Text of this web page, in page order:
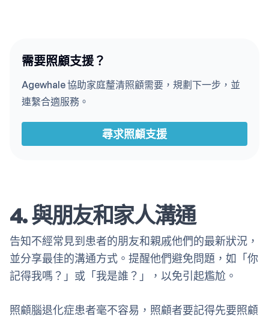
需要照顧支援？
Agewhale 協助家庭釐清照顧需要，規劃下一步，並
連繫合適服務。
尋求照顧支援
4. 與朋友和家人溝通
告知不經常見到患者的朋友和親戚他們的最新狀況，
並分享最佳的溝通方式。提醒他們避免問題，如「你
記得我嗎？」或「我是誰？」，以免引起尷尬。
照顧腦退化症患者毫不容易，照顧者要記得先要照顧